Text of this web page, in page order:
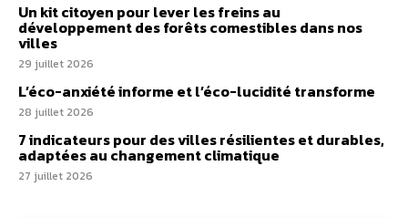
Un kit citoyen pour lever les freins au
développement des forêts comestibles dans nos
villes
29 juillet 2026
L’éco-anxiété informe et l’éco-lucidité transforme
28 juillet 2026
7 indicateurs pour des villes résilientes et durables,
adaptées au changement climatique
27 juillet 2026